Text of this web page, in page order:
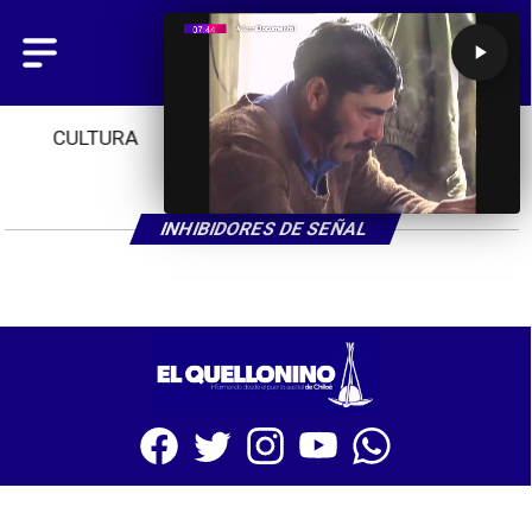
CULTURA TENDENCIAS INICIO
INHIBIDORES DE SEÑAL